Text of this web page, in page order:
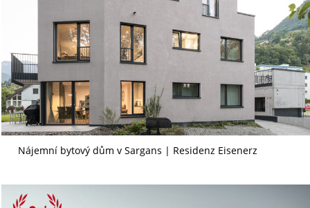
Nájemní bytový dům v Sargans | Residenz Eisenerz